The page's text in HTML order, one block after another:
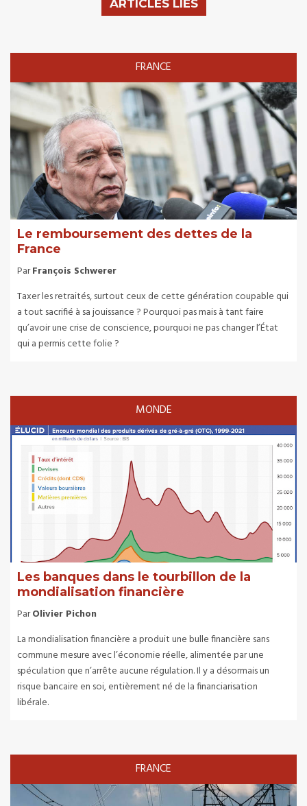
ARTICLES LIÉS
FRANCE
Le remboursement des dettes de la
France
ParFrançois Schwerer
Taxer les retraités, surtout ceux de cette génération coupable qui
a tout sacrifié à sa jouissance ? Pourquoi pas mais à tant faire
qu’avoir une crise de conscience, pourquoi ne pas changer l’État
qui a permis cette folie ?
MONDE
Les banques dans le tourbillon de la
mondialisation financière
ParOlivier Pichon
La mondialisation financière a produit une bulle financière sans
commune mesure avec l’économie réelle, alimentée par une
spéculation que n’arrête aucune régulation. Il y a désormais un
risque bancaire en soi, entièrement né de la financiarisation
libérale.
FRANCE